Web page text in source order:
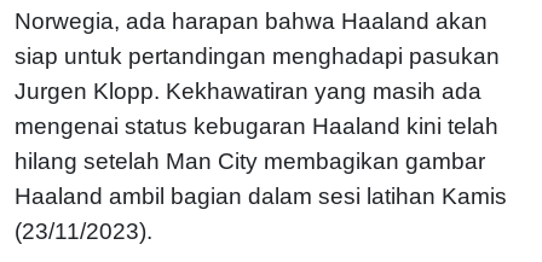
Norwegia, ada harapan bahwa Haaland akan
siap untuk pertandingan menghadapi pasukan
Jurgen Klopp. Kekhawatiran yang masih ada
mengenai status kebugaran Haaland kini telah
hilang setelah Man City membagikan gambar
Haaland ambil bagian dalam sesi latihan Kamis
(23/11/2023).